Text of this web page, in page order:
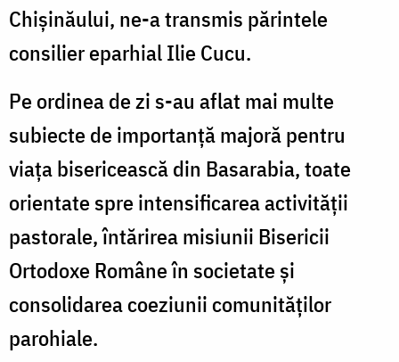
Chișinăului, ne-a transmis părintele
consilier eparhial Ilie Cucu.
Pe ordinea de zi s-au aflat mai multe
subiecte de importanță majoră pentru
viața bisericească din Basarabia, toate
orientate spre intensificarea activității
pastorale, întărirea misiunii Bisericii
Ortodoxe Române în societate și
consolidarea coeziunii comunităților
parohiale.